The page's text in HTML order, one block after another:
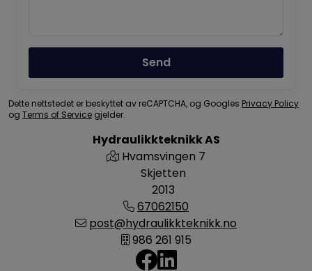
Hydraulikkteknikk AS
Hvamsvingen 7
Skjetten
2013
67062150
post@hydraulikkteknikk.no
986 261 915
Send
Dette nettstedet er beskyttet av reCAPTCHA, og Googles Privacy Policy
og Terms of Service gjelder.